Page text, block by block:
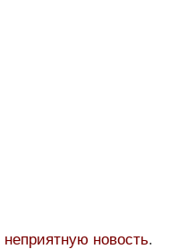
неприятную новость.